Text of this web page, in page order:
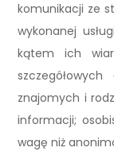
komunikacji ze
wykonanej
kątem ich
znajomych i
informacji;
wagę niż